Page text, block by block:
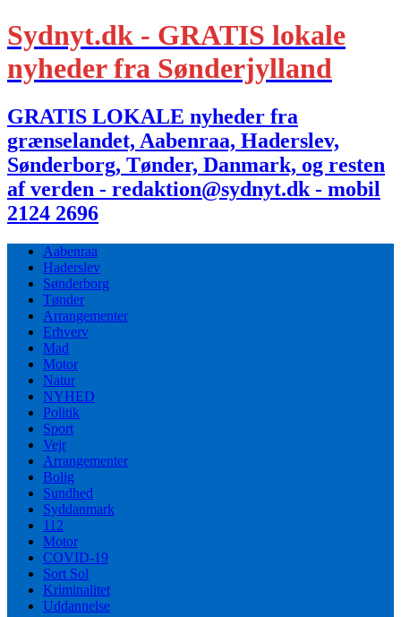
Sydnyt.dk - GRATIS lokale
nyheder fra Sønderjylland
GRATIS LOKALE nyheder fra
grænselandet, Aabenraa, Haderslev,
Sønderborg, Tønder, Danmark, og resten
af verden - redaktion@sydnyt.dk - mobil
2124 2696
Aabenraa
Haderslev
Sønderborg
Tønder
Arrangementer
Erhverv
Mad
Motor
Natur
NYHED
Politik
Sport
Vejr
Arrangementer
Bolig
Sundhed
Syddanmark
112
Motor
COVID-19
Sort Sol
Kriminalitet
Uddannelse